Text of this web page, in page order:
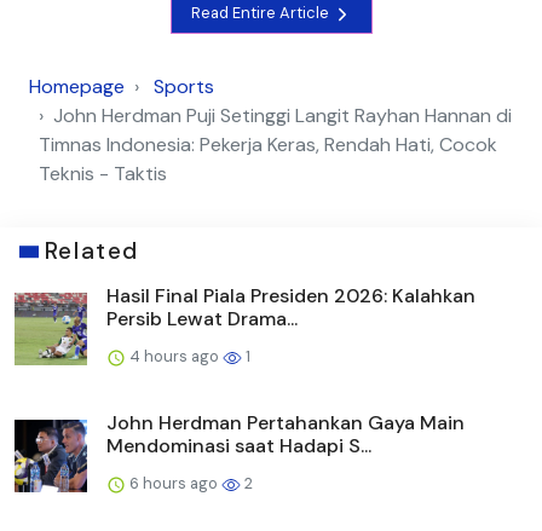
Read Entire Article
Homepage
Sports
John Herdman Puji Setinggi Langit Rayhan Hannan di
Timnas Indonesia: Pekerja Keras, Rendah Hati, Cocok
Teknis - Taktis
Related
Hasil Final Piala Presiden 2026: Kalahkan
Persib Lewat Drama...
4 hours ago 1
John Herdman Pertahankan Gaya Main
Mendominasi saat Hadapi S...
6 hours ago 2